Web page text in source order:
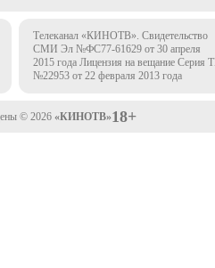
Телеканал «КИНОТВ». Свидетельство
СМИ Эл №ФС77-61629 от 30 апреля
2015 года Лицензия на вещание Серия
№22953 от 22 февраля 2013 года
© 2026 «КИНОТВ»18+